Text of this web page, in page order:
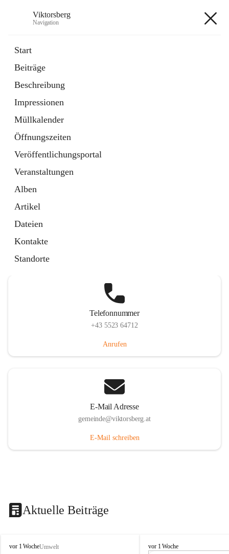
Viktorsberg
Navigation
Start
Beiträge
Beschreibung
Impressionen
Müllkalender
Öffnungszeiten
Veröffentlichungsportal
Veranstaltungen
Alben
Artikel
Dateien
Kontakte
Standorte
1 Schnellzugriff
Bürgerservice
10 Schnellzugriffe
Telefonnummer
+43 5523 64712
Anrufen
E-Mail Adresse
gemeinde@viktorsberg.at
E-Mail schreiben
Aktuelle Beiträge
V
vor 1 WocheUmwelt
V
vor 1 Woche